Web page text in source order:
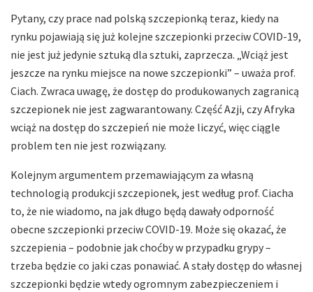
Pytany, czy prace nad polską szczepionką teraz, kiedy na
rynku pojawiają się już kolejne szczepionki przeciw COVID-19,
nie jest już jedynie sztuką dla sztuki, zaprzecza. „Wciąż jest
jeszcze na rynku miejsce na nowe szczepionki” – uważa prof.
Ciach. Zwraca uwagę, że dostęp do produkowanych zagranicą
szczepionek nie jest zagwarantowany. Część Azji, czy Afryka
wciąż na dostęp do szczepień nie może liczyć, więc ciągle
problem ten nie jest rozwiązany.
Kolejnym argumentem przemawiającym za własną
technologią produkcji szczepionek, jest według prof. Ciacha
to, że nie wiadomo, na jak długo będą dawały odporność
obecne szczepionki przeciw COVID-19. Może się okazać, że
szczepienia – podobnie jak choćby w przypadku grypy –
trzeba będzie co jaki czas ponawiać. A stały dostęp do własnej
szczepionki będzie wtedy ogromnym zabezpieczeniem i